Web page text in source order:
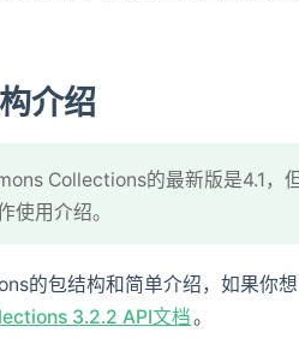
介绍
Collections的最新版是4.1，
使用介绍。
的包结构和简单介绍，如果你
3.2.2 API文档。